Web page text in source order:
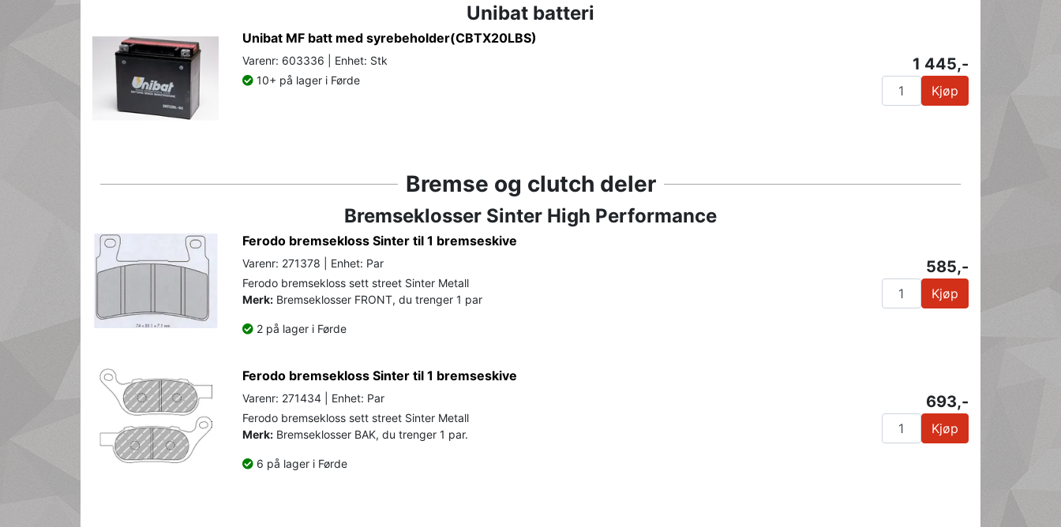
Unibat batteri
Unibat MF batt med syrebeholder(CBTX20LBS)
Varenr: 603336 | Enhet: Stk
10+ på lager i Førde
1 445,-
Kjøp
Bremse og clutch deler
Bremseklosser Sinter High Performance
Ferodo bremsekloss Sinter til 1 bremseskive
Varenr: 271378 | Enhet: Par
Ferodo bremsekloss sett street Sinter Metall
Merk: Bremseklosser FRONT, du trenger 1 par
2 på lager i Førde
585,-
Kjøp
Ferodo bremsekloss Sinter til 1 bremseskive
Varenr: 271434 | Enhet: Par
Ferodo bremsekloss sett street Sinter Metall
Merk: Bremseklosser BAK, du trenger 1 par.
6 på lager i Førde
693,-
Kjøp